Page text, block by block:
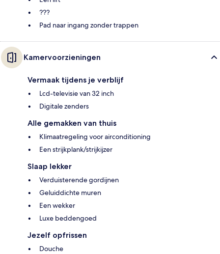
???
Pad naar ingang zonder trappen
Kamervoorzieningen
Vermaak tijdens je verblijf
Lcd-televisie van 32 inch
Digitale zenders
Alle gemakken van thuis
Klimaatregeling voor airconditioning
Een strijkplank/strijkijzer
Slaap lekker
Verduisterende gordijnen
Geluiddichte muren
Een wekker
Luxe beddengoed
Jezelf opfrissen
Douche